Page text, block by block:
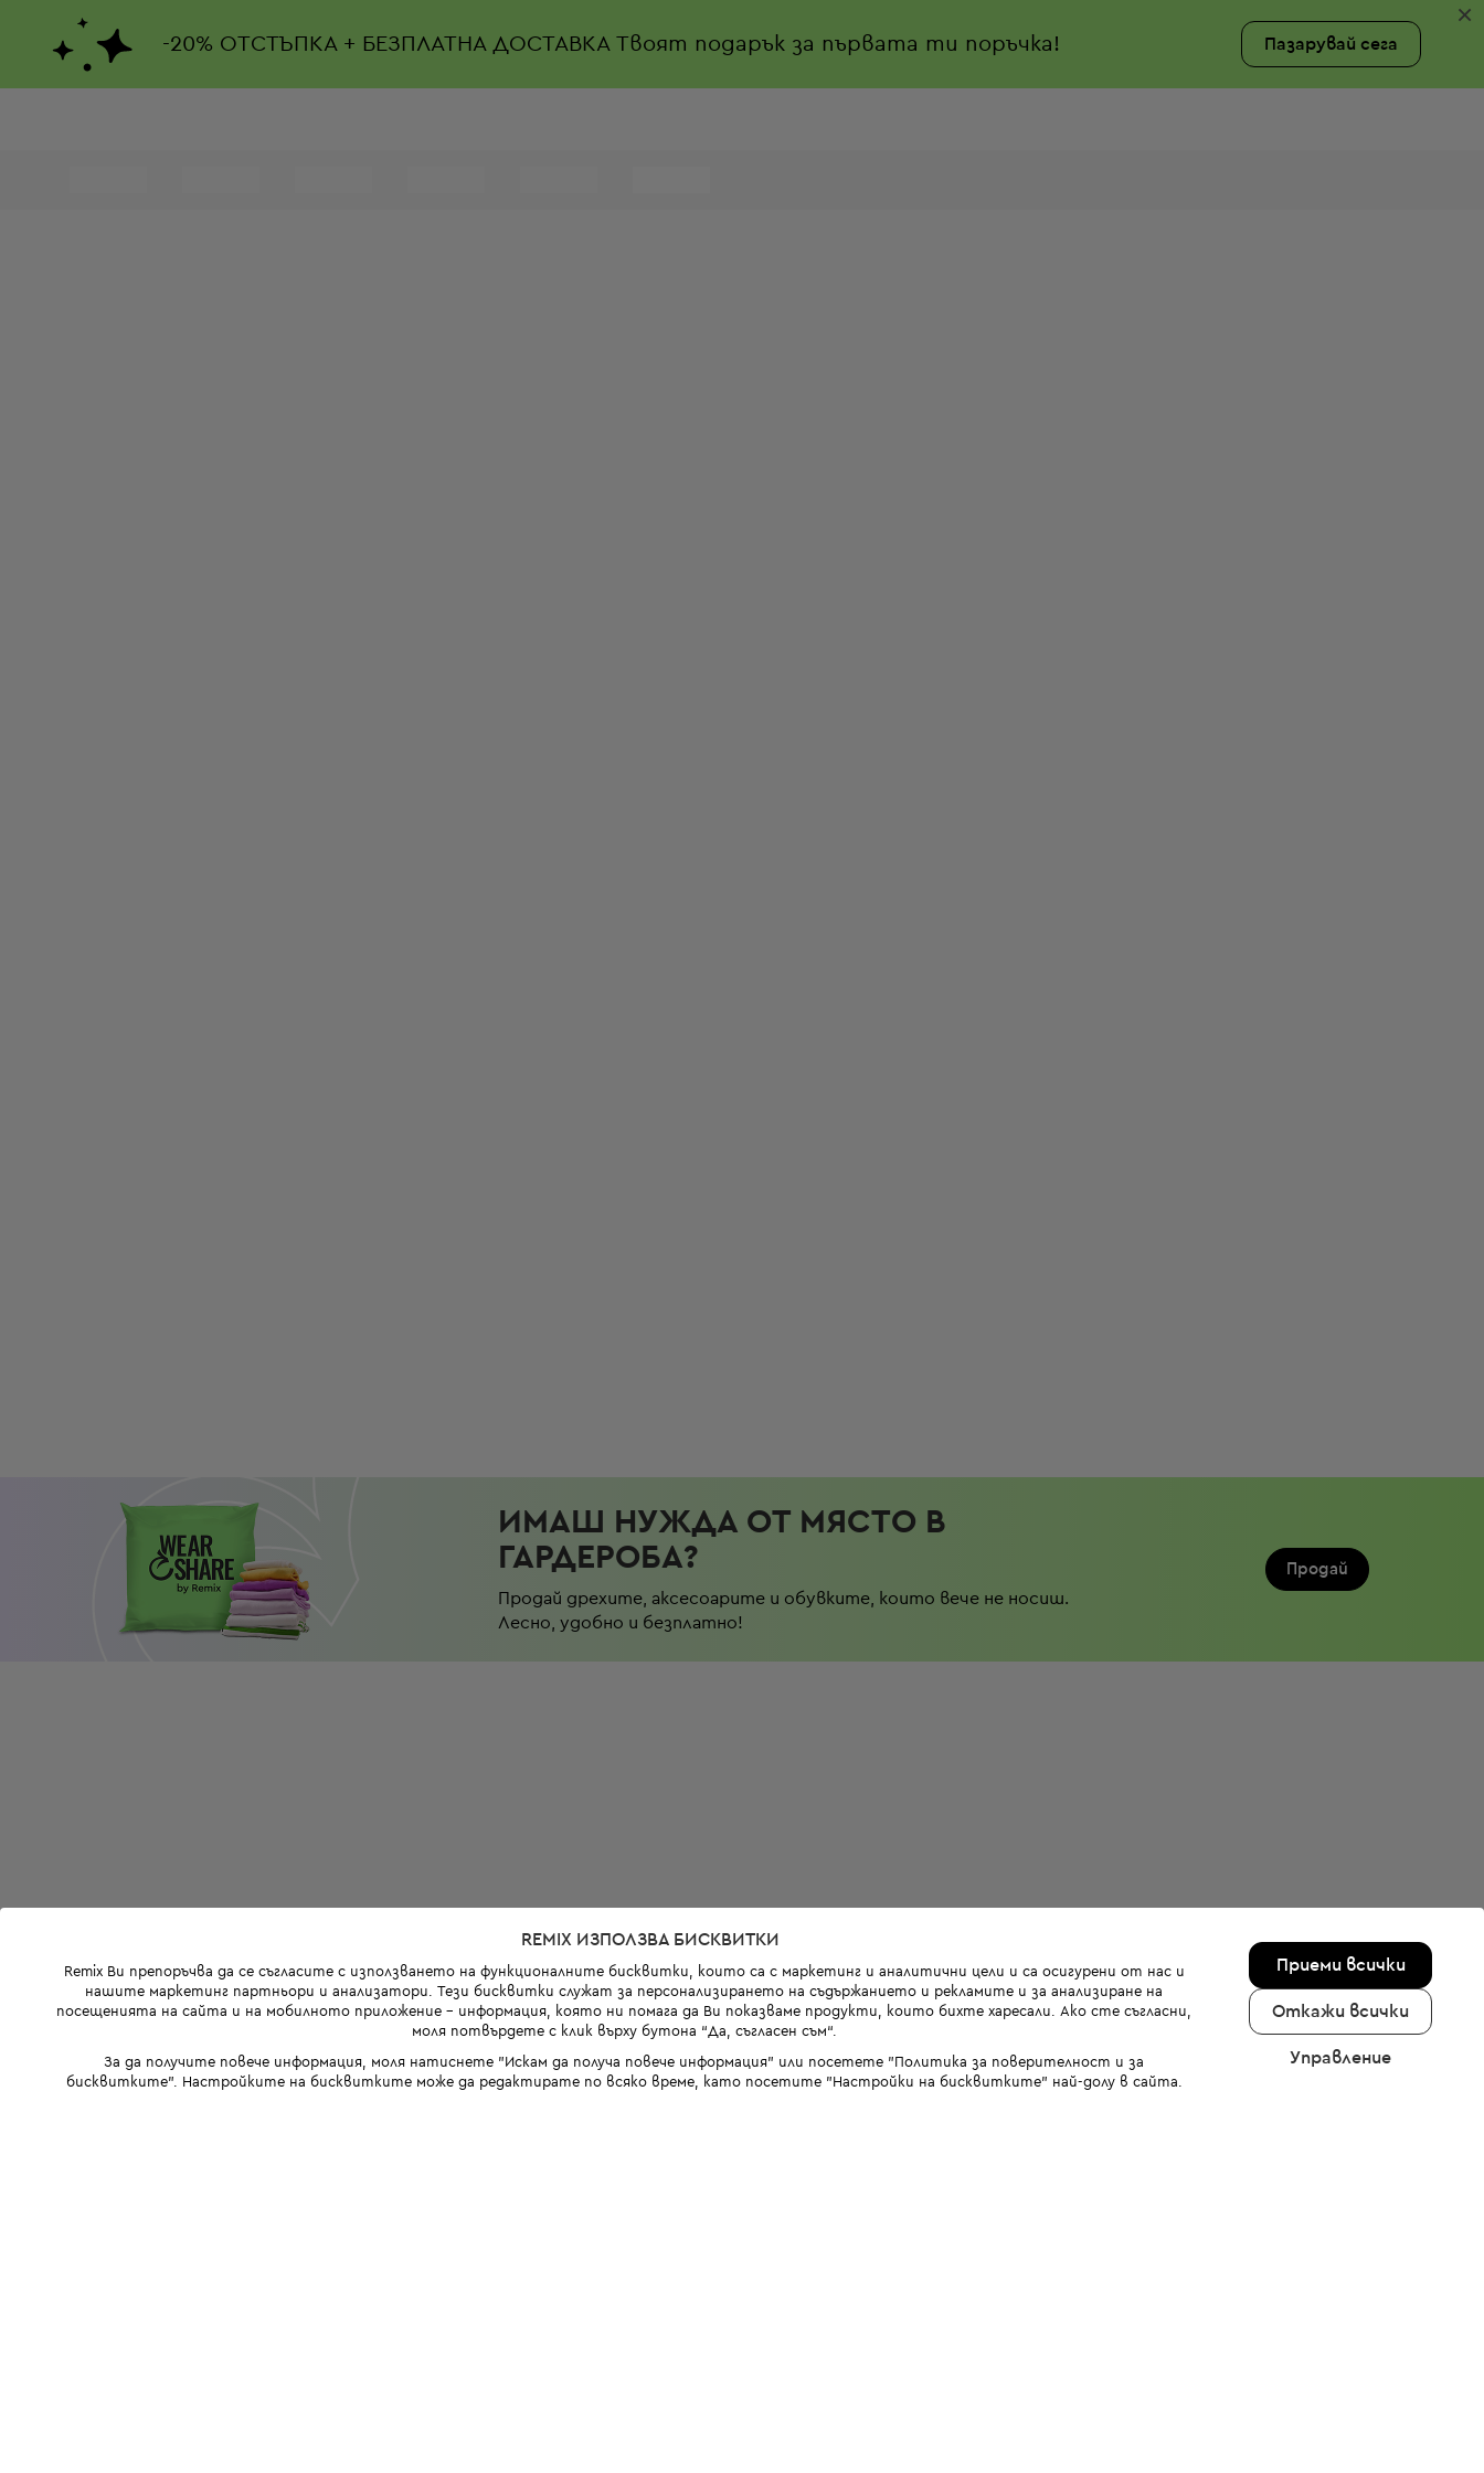
-20% ОТСТЪПКА + БЕЗПЛАТНА ДОСТАВКАТвоят подарък за първата ти поръчка! Пазарувай сега
×
ИМАШ НУЖДА ОТ МЯСТО В
ГАРДЕРОБА?
Продай дрехите, аксесоарите и обувките, които вече не носиш.
Лесно, удобно и безплатно!
Продай
REMIX ИЗПОЛЗВА БИСКВИТКИ
Remix Ви препоръчва да се съгласите с използването на функционалните бисквитки, които са с маркетинг и аналитични цели и са осигурени от нас и
нашите маркетинг партньори и анализатори. Тези бисквитки служат за персонализирането на съдържанието и рекламите и за анализиране на
посещенията на сайта и на мобилното приложение - информация, която ни помага да Ви показваме продукти, които бихте харесали. Ако сте съгласни,
моля потвърдете с клик върху бутона “Да, съгласен съм“.
За да получите повече информация, моля натиснете "Искам да получа повече информация" или посетете "Политика за поверителност и за
бисквитките". Настройките на бисквитките може да редактирате по всяко време, като посетите "Настройки на бисквитките" най-долу в сайта.
Приеми всички
Откажи всички
Управление